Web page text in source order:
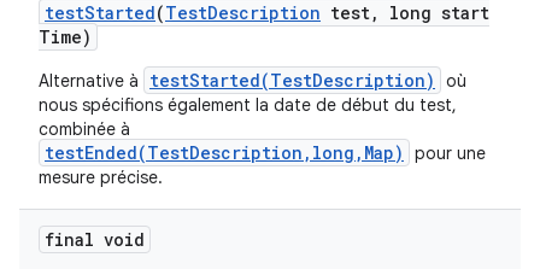
testStarted(TestDescription test,
long start
Time)
Alternative à testStarted(TestDescription)
où
nous spécifions également la date de début du test,
combinée à
testEnded(TestDescription,long,Map)
pour une
mesure précise.
final void